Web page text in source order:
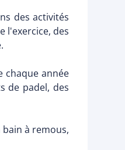
des activités
l'exercice, des
chaque année
de padel, des
à remous,